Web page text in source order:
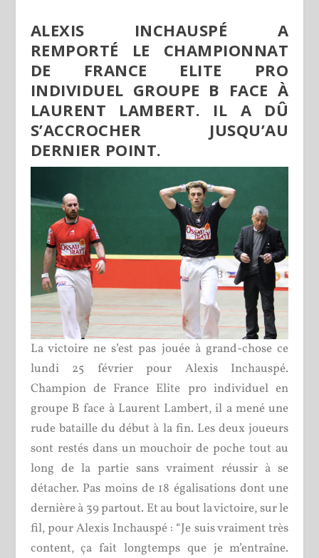
ALEXIS INCHAUSPÉ A
REMPORTÉ LE CHAMPIONNAT
DE FRANCE ELITE PRO
INDIVIDUEL GROUPE B FACE À
LAURENT LAMBERT. IL A DÛ
S’ACCROCHER JUSQU’AU
DERNIER POINT.
La victoire ne s’est pas jouée à grand-chose ce
lundi 25 février pour Alexis Inchauspé.
Champion de France Elite pro individuel en
groupe B face à Laurent Lambert, il a mené une
rude bataille du début à la fin. Les deux joueurs
sont restés dans un mouchoir de poche tout au
long de la partie sans vraiment réussir à se
détacher. Pas moins de 18 égalisations dont une
dernière à 39 partout. Et au bout la victoire, sur le
fil, pour Alexis Inchauspé : “Je suis vraiment très
content, ça fait longtemps que je m’entraîne.